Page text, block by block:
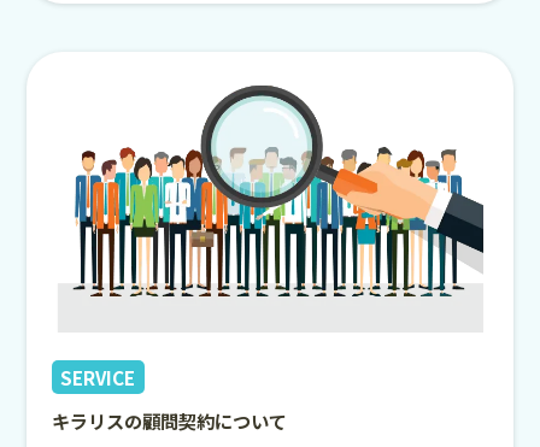
SERVICE
キラリスの顧問契約について